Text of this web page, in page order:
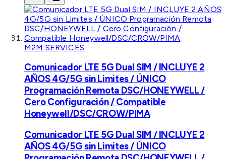
M2M SERVICES
Comunicador LTE 5G Dual SIM / INCLUYE 2
AÑOS 4G/5G sin Limites / ÚNICO
Programación Remota DSC/HONEYWELL /
Cero Configuración / Compatible
Honeywell/DSC/CROW/PIMA
Comunicador LTE 5G Dual SIM / INCLUYE 2
AÑOS 4G/5G sin Limites / ÚNICO